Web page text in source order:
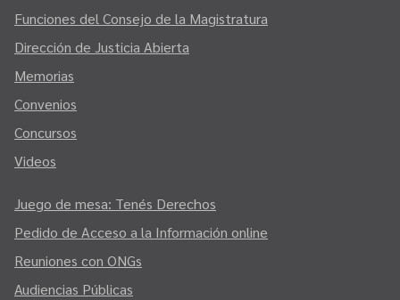
Funciones del Consejo de la Magistratura
Dirección de Justicia Abierta
Memorias
Convenios
Concursos
Videos
Juego de mesa: Tenés Derechos
Pedido de Acceso a la Información online
Reuniones con ONGs
Audiencias Públicas